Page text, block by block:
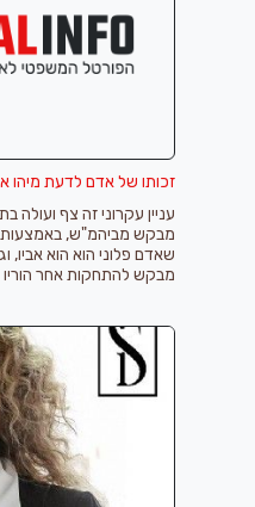
זכותו של אדם לדעת מיהו
עניין עקרוני זה צף ועולה
מבקש מביהמ"ש,
שאדם פלוני הוא הוא אביו,
מבקש להתחקות אחר הוריו